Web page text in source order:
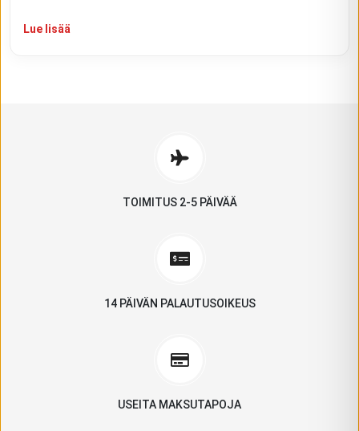
Lue lisää
TOIMITUS 2-5 PÄIVÄÄ
14 PÄIVÄN PALAUTUSOIKEUS
USEITA MAKSUTAPOJA